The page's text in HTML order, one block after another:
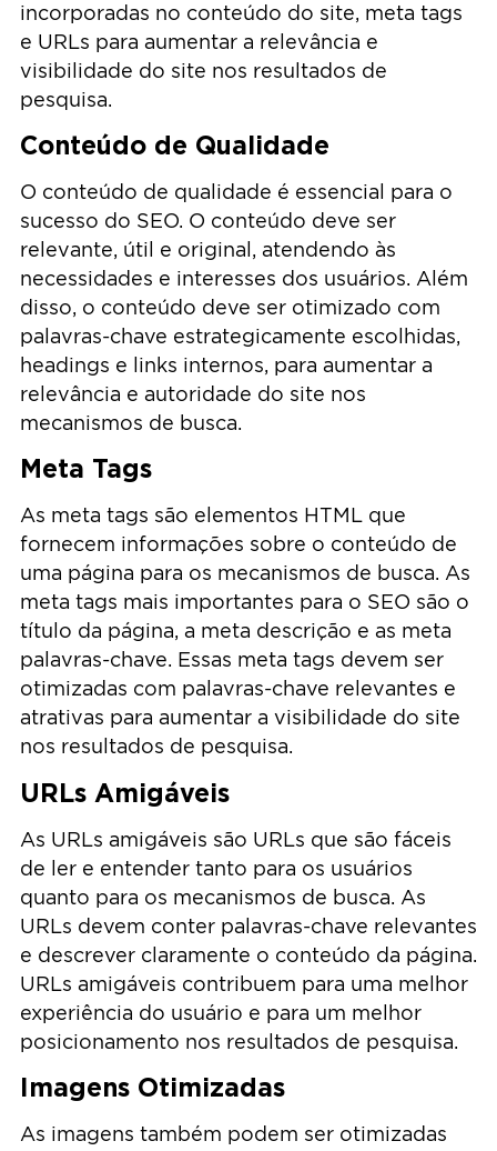
incorporadas no conteúdo do site, meta tags
e URLs para aumentar a relevância e
visibilidade do site nos resultados de
pesquisa.
Conteúdo de Qualidade
O conteúdo de qualidade é essencial para o
sucesso do SEO. O conteúdo deve ser
relevante, útil e original, atendendo às
necessidades e interesses dos usuários. Além
disso, o conteúdo deve ser otimizado com
palavras-chave estrategicamente escolhidas,
headings e links internos, para aumentar a
relevância e autoridade do site nos
mecanismos de busca.
Meta Tags
As meta tags são elementos HTML que
fornecem informações sobre o conteúdo de
uma página para os mecanismos de busca. As
meta tags mais importantes para o SEO são o
título da página, a meta descrição e as meta
palavras-chave. Essas meta tags devem ser
otimizadas com palavras-chave relevantes e
atrativas para aumentar a visibilidade do site
nos resultados de pesquisa.
URLs Amigáveis
As URLs amigáveis são URLs que são fáceis
de ler e entender tanto para os usuários
quanto para os mecanismos de busca. As
URLs devem conter palavras-chave relevantes
e descrever claramente o conteúdo da página.
URLs amigáveis contribuem para uma melhor
experiência do usuário e para um melhor
posicionamento nos resultados de pesquisa.
Imagens Otimizadas
As imagens também podem ser otimizadas